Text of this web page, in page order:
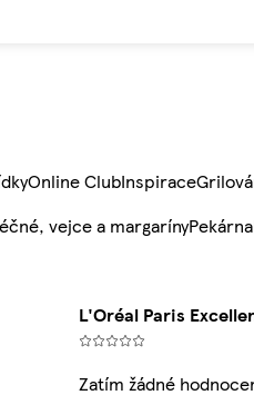
Online ClubInspirace
vejce a margarínyPekárna
L'Oréal Paris
Zatím žádné